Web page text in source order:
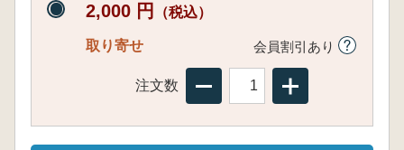
2,000 円 （税込）
取り寄せ 会員割引あり
注文数